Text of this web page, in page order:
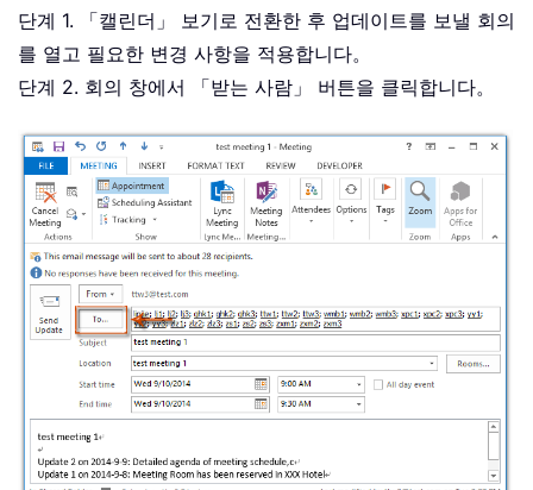
단계 1. 「캘린더」 보기로 전환한 후 업데이트를 보낼 회의
를 열고 필요한 변경 사항을 적용합니다。
단계 2. 회의 창에서 「받는 사람」 버튼을 클릭합니다。